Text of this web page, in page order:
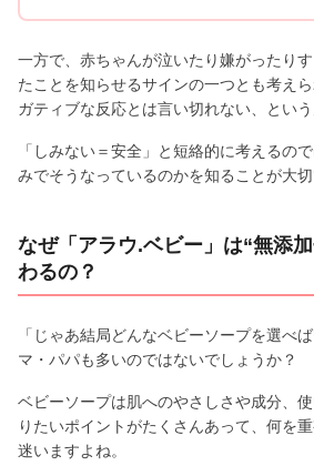
一方で、赤ちゃんが泣いたり嫌がったり
たことを知らせるサインの一つとも考え
ガティブな反応とは言い切れない、という
「しみない＝安全」と短絡的に考えるの
みでそうなっているのかを知ることが大切
なぜ「アラウ.ベビー」は“無添
わるの？
「じゃあ結局どんなベビーソープを選べ
マ・パパも多いのではないでしょうか？
ベビーソープは肌へのやさしさや成分、
りたいポイントがたくさんあって、何を
迷いますよね。